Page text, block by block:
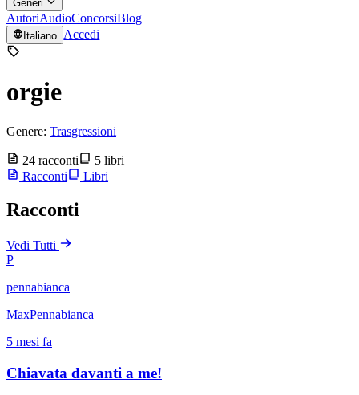
Generi
AutoriAudioConcorsiBlog
Italiano Accedi
orgie
Genere: Trasgressioni
24 racconti
5 libri
Racconti
Libri
Racconti
Vedi Tutti
P
pennabianca
MaxPennabianca
5 mesi fa
Chiavata davanti a me!